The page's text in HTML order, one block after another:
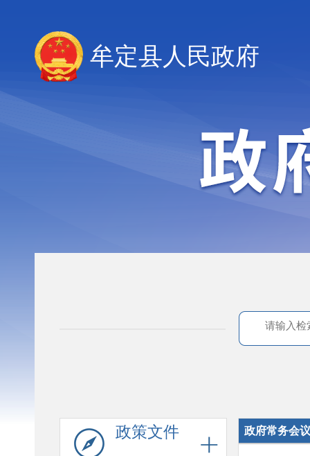
牟定县人民政府
政策文件 政府常务会议